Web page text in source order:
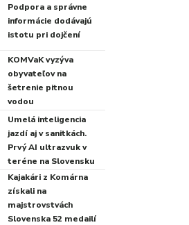
Podpora a správne
informácie dodávajú
istotu pri dojčení
KOMVaK vyzýva
obyvateľov na
šetrenie pitnou
vodou
Umelá inteligencia
jazdí aj v sanitkách.
Prvý AI ultrazvuk v
teréne na Slovensku
Kajakári z Komárna
získali na
majstrovstvách
Slovenska 52 medailí